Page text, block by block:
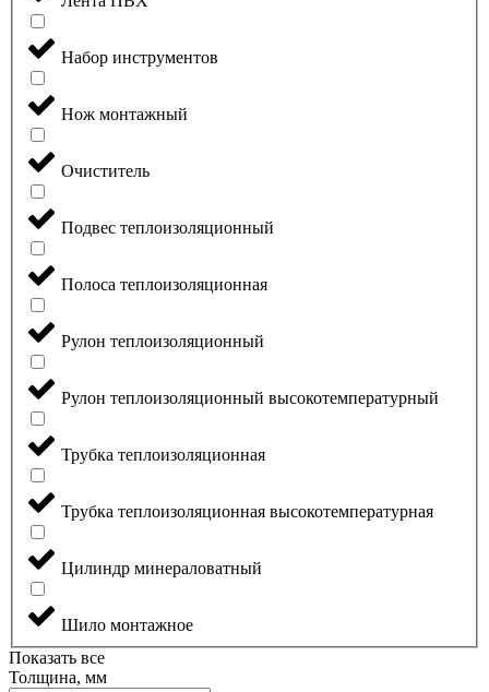
Набор инструментов
Нож монтажный
Очиститель
Подвес теплоизоляционный
Полоса теплоизоляционная
Рулон теплоизоляционный
Рулон теплоизоляционный высокотемпературный
Трубка теплоизоляционная
Трубка теплоизоляционная высокотемпературная
Цилиндр минераловатный
Шило монтажное
Показать все
Толщина, мм